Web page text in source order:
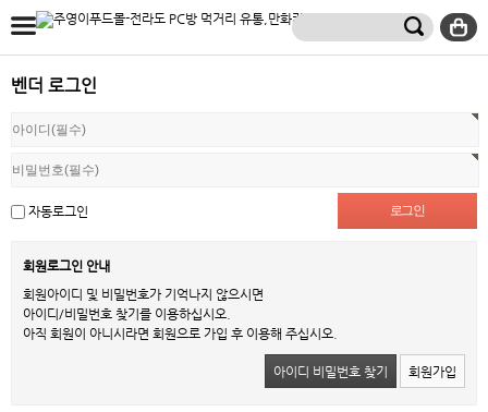
벤더 로그인
자동로그인
회원로그인 안내
회원아이디 및 비밀번호가 기억나지 않으시면
아이디/비밀번호 찾기를 이용하십시오.
아직 회원이 아니시라면 회원으로 가입 후 이용해 주십시오.
아이디 비밀번호 찾기 회원가입